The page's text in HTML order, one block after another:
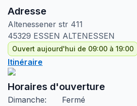
Adresse
Altenessener str 411
45329 ESSEN ALTENESSEN
Ouvert aujourd'hui de 09:00 à 19:00
Itinéraire
Horaires d'ouverture
Dimanche:
Fermé